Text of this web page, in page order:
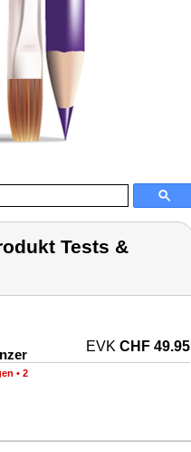
Tests &
EVK CHF 49.95
• 2